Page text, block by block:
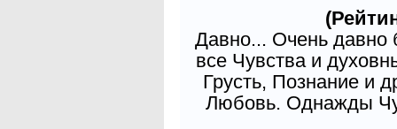
Давно... Очень давно
все Чувства и
Грусть, Познание и
Любовь. Однажды